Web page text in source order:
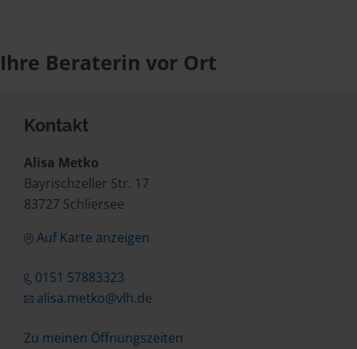
Ihre Beraterin vor Ort
Kontakt
Alisa Metko
Bayrischzeller Str. 17
83727 Schliersee
Auf Karte anzeigen
0151 57883323
alisa.metko@vlh.de
Zu meinen Öffnungszeiten